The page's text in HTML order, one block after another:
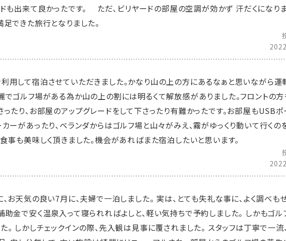
ドも出来て良かったです。 ただ、ビリヤードの部屋の空調が効かず 汗だくになり
できた旅行となりました。
用して宿泊させていただきました。かなり山の上の方にあるなぁと思いながら運
でゴルフ場がある為か山の上の割には明るくて解放感がありました。フロントの
ったり、お部屋のアップグレードをして下さったり有難かったです。お部屋もUSB
ーがあったり、ベランダからはゴルフ場と山々がみえ、霧がゆっくり動いて行くの
食事も美味しく頂きました。機会があればまた宿泊したいと思います。
お天気の良い7月に、夫婦で一泊しました。 実は、とても失礼な事に、よく調べも
助金で安く温泉入って寝られればよしと、軽い気持ちで予約しました。 しかもゴル
。 しかしチェックインの際、先入観は見事に覆されました。 スタッフは丁寧で一流